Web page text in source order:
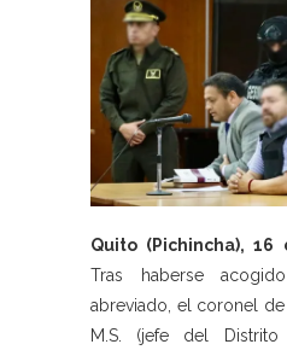
Quito (Pichincha),
Tras haberse
abreviado, el coronel
M.S. (jefe del Distrito